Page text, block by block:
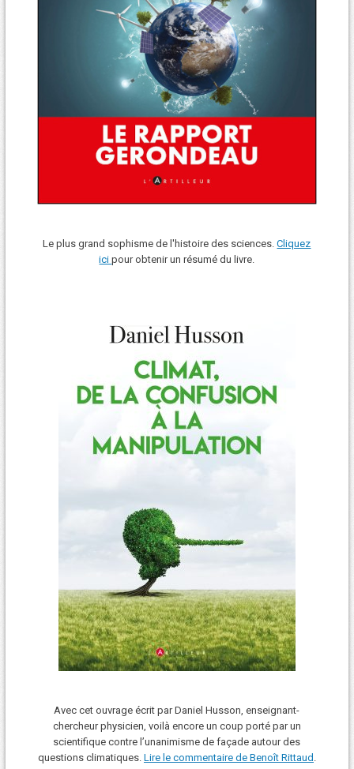
Le plus grand sophisme de l'histoire des sciences.Cliquez
icipour obtenir un résumé du livre.
Avec cet ouvrage écrit par Daniel Husson, enseignant-
chercheur physicien, voilà encore un coup porté par un
scientifique contre l’unanimisme de façade autour des
questions climatiques. Lire le commentaire de Benoît Rittaud .